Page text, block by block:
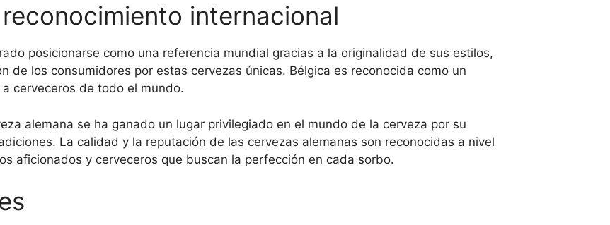
internacional
posicionarse como una referencia mundial gracias a la originalidad de sus estilos,
de los consumidores por estas cervezas únicas. Bélgica es reconocida como un
cerveceros de todo el mundo.
alemana se ha ganado un lugar privilegiado en el mundo de la cerveza por su
La calidad y la reputación de las cervezas alemanas son reconocidas a nivel
aficionados y cerveceros que buscan la perfección en cada sorbo.